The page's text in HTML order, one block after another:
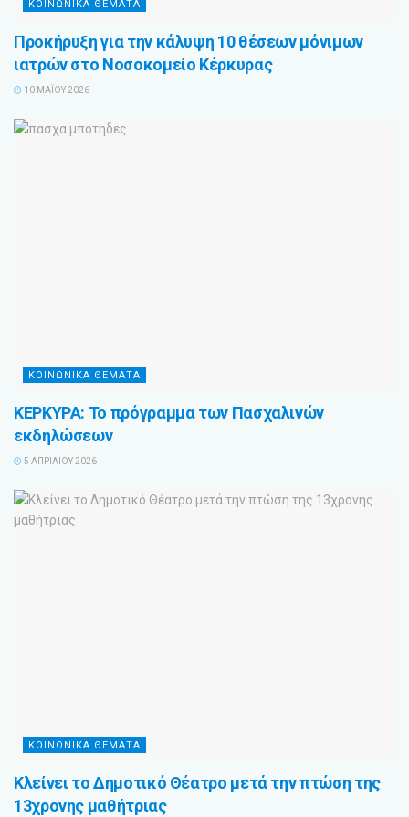
ΚΟΙΝΩΝΙΚΑ ΘΕΜΑΤΑ
Προκήρυξη για την κάλυψη 10 θέσεων μόνιμων
ιατρών στο Νοσοκομείο Κέρκυρας
10 ΜΑΪ́ΟΥ 2026
ΚΟΙΝΩΝΙΚΑ ΘΕΜΑΤΑ
ΚΕΡΚΥΡΑ: Το πρόγραμμα των Πασχαλινών
εκδηλώσεων
5 ΑΠΡΙΛΊΟΥ 2026
ΚΟΙΝΩΝΙΚΑ ΘΕΜΑΤΑ
Κλείνει το Δημοτικό Θέατρο μετά την πτώση της
13χρονης μαθήτριας